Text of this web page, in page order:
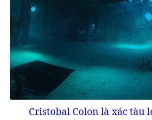
Cristobal Colon là xác tàu